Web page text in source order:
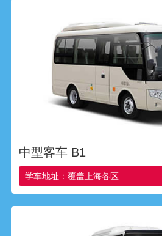
中型客车 B1
学车地址：覆盖上海各区